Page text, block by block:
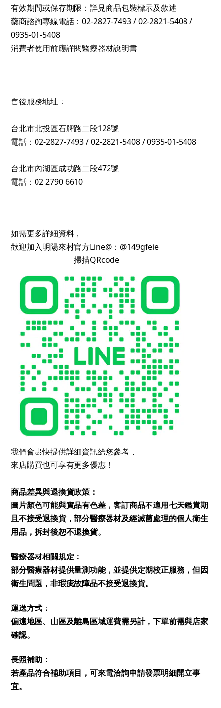
有效期間或保存期限：詳見商品包裝標示及敘述
藥商諮詢專線電話：02-2827-7493 / 02-2821-5408 /
0935-01-5408
消費者使用前應詳閱醫療器材說明書
售後服務地址：
台北市北投區石牌路二段128號
電話：02-2827-7493 / 02-2821-5408 / 0935-01-5408
台北市內湖區成功路二段472號
電話：02 2790 6610
如需更多詳細資料，
歡迎加入明陽來村官方Line@：@149gfeie
掃描QRcode
我們會盡快提供詳細資訊給您參考，
來店購買也可享有更多優惠！
商品差異與退換貨政策：
圖片顏色可能與實品有色差，客訂商品不適用七天鑑賞期
且不接受退換貨，部分醫療器材及經滅菌處理的個人衛生
用品，拆封後恕不退換貨。
醫療器材相關規定：
部分醫療器材提供量測功能，並提供定期校正服務，但因
衛生問題，非瑕疵故障品不接受退換貨。
運送方式：
偏遠地區、山區及離島區域運費需另計，下單前需與店家
確認。
長照補助：
若產品符合補助項目，可來電洽詢申請發票明細開立事
宜。